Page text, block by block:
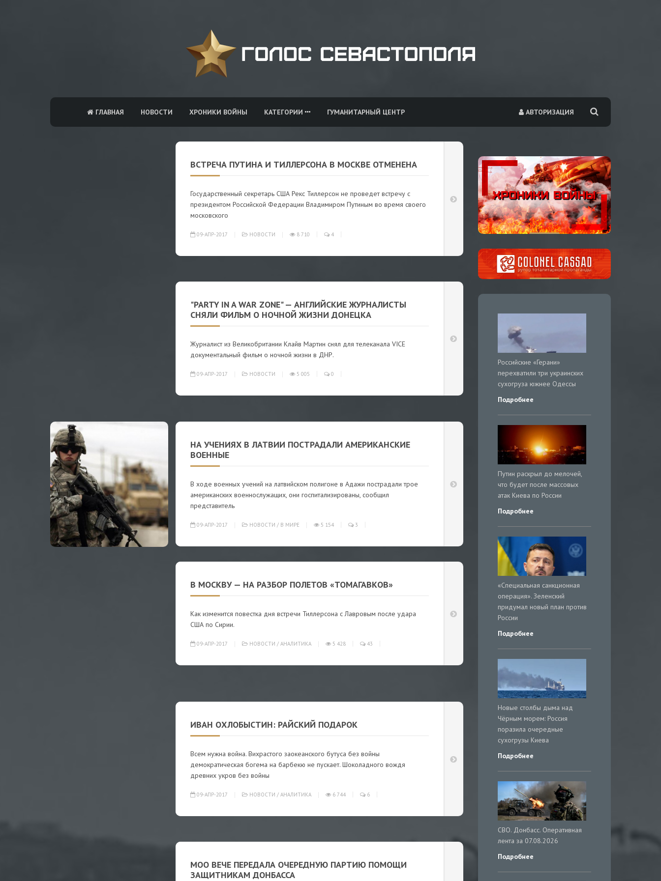
АВТОРИЗАЦИЯ
ГЛАВНАЯ НОВОСТИ ХРОНИКИ ВОЙНЫ КАТЕГОРИИ ГУМАНИТАРНЫЙ ЦЕНТР
ВСТРЕЧА ПУТИНА И ТИЛЛЕРСОНА В МОСКВЕ ОТМЕНЕНА
Государственный секретарь США Рекс Тиллерсон не проведет встречу с
президентом Российской Федерации Владимиром Путиным во время своего
московского
09-АПР-2017 НОВОСТИ 8 710 4
"PARTY IN A WAR ZONE" — АНГЛИЙСКИЕ ЖУРНАЛИСТЫ
СНЯЛИ ФИЛЬМ О НОЧНОЙ ЖИЗНИ ДОНЕЦКА
Журналист из Великобритании Клайв Мартин снял для телеканала VICE
документальный фильм о ночной жизни в ДНР.
09-АПР-2017 НОВОСТИ 5 005 0
НА УЧЕНИЯХ В ЛАТВИИ ПОСТРАДАЛИ АМЕРИКАНСКИЕ
ВОЕННЫЕ
В ходе военных учений на латвийском полигоне в Адажи пострадали трое
американских военнослужащих, они госпитализированы, сообщил
представитель
09-АПР-2017 НОВОСТИ / В МИРЕ 5 154 3
В МОСКВУ — НА РАЗБОР ПОЛЕТОВ «ТОМАГАВКОВ»
Как изменится повестка дня встречи Тиллерсона с Лавровым после удара
США по Сирии.
09-АПР-2017 НОВОСТИ / АНАЛИТИКА 5 428 43
ИВАН ОХЛОБЫСТИН: РАЙСКИЙ ПОДАРОК
Всем нужна война. Вихрастого заокеанского бутуса без войны
демократическая богема на барбекю не пускает. Шоколадного вождя
древних укров без войны
09-АПР-2017 НОВОСТИ / АНАЛИТИКА 6 744 6
МОО ВЕЧЕ ПЕРЕДАЛА ОЧЕРЕДНУЮ ПАРТИЮ ПОМОЩИ
ЗАЩИТНИКАМ ДОНБАССА
Российские «Герани»
перехватили три украинских
сухогруза южнее Одессы
Подробнее
Путин раскрыл до мелочей,
что будет после массовых
атак Киева по России
Подробнее
«Специальная санкционная
операция». Зеленский
придумал новый план против
России
Подробнее
Новые столбы дыма над
Чёрным морем: Россия
поразила очередные
сухогрузы Киева
Подробнее
СВО. Донбасс. Оперативная
лента за 07.08.2026
Подробнее